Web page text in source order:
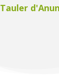
Tauler